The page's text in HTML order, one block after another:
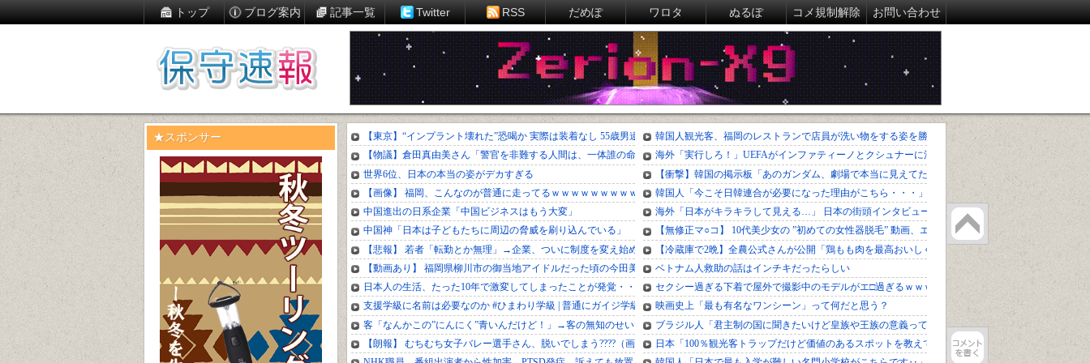
トップ ブログ案内 記事一覧 Twitter RSS だめぽ ワロタ ぬるぽ コメ規制解除 お問い合わせ
★スポンサー